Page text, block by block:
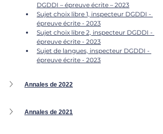
DGDDI – épreuve écrite – 2023
Sujet choix libre 1, inspecteur DGDDI -
épreuve écrite - 2023
Sujet choix libre 2, inspecteur DGDDI -
épreuve écrite - 2023
Sujet de langues, inspecteur DGDDI -
épreuve écrite - 2023
Annales de 2022
Annales de 2021